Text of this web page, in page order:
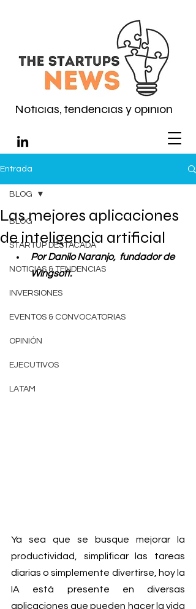
Noticias, tendencias y opinión
Entrada
BLOG
STARTUP DESTACADA
NOTICIAS & TENDENCIAS
INVERSIONES
EVENTOS & CONVOCATORIAS
OPINIÓN
EJECUTIVOS
LATAM
BLOG
Las mejores aplicaciones
de inteligencia artificial
Por Danilo Naranjo,  fundador de
Wingsoft.
Ya sea que se busque mejorar la
productividad, simplificar las tareas
diarias o simplemente divertirse, hoy la
IA está presente en diversas
aplicaciones que pueden hacer la vida